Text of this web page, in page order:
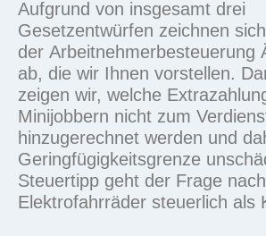
Aufgrund von insgesamt drei
Gesetzentwürfen zeichnen
der Arbeitnehmerbesteuerung
ab, die wir Ihnen vorstellen.
zeigen wir, welche
Minijobbern nicht zum
hinzugerechnet werden und
Geringfügigkeitsgrenze
Steuertipp geht der Frage
Elektrofahrräder steuerlich als